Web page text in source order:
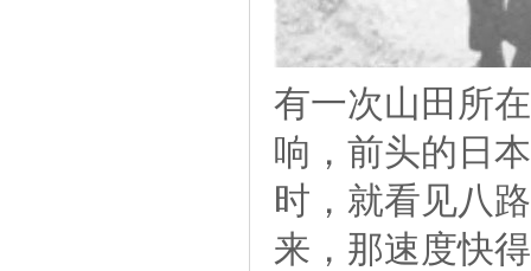
有一次山田所
响，前头的日
时，就看见八
来，那速度快